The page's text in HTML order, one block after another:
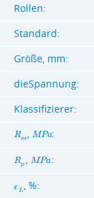
Rollen:
Standard:
Größe, mm:
dieSpannung:
Klassifizierer:
Rm , MPa:
Rp , MPa:
ϵ L, %: